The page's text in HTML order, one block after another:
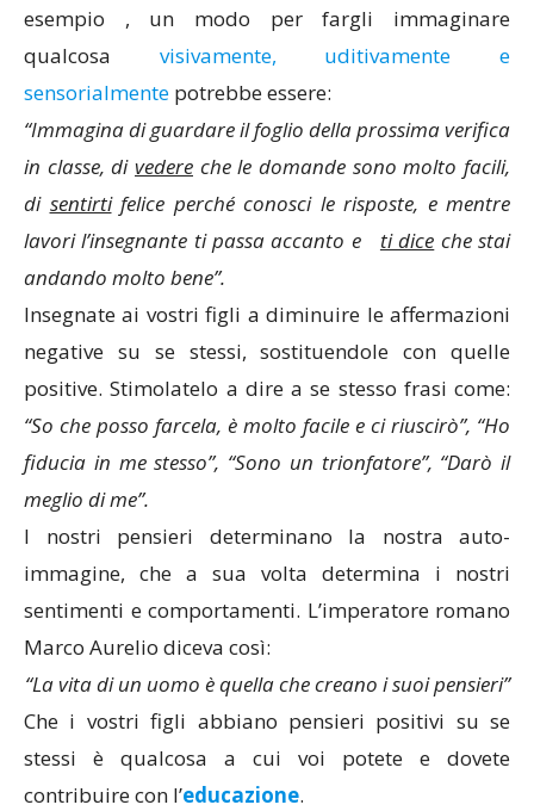
esempio , un modo per fargli immaginare
qualcosa visivamente, uditivamente e
sensorialmente potrebbe essere:
“Immagina di guardare il foglio della prossima verifica
in classe, di vedere che le domande sono molto facili,
di sentirtifelice perché conosci le risposte, e mentre
lavori l’insegnante ti passa accanto e ti dice che stai
andando molto bene”.
Insegnate ai vostri figli a diminuire le affermazioni
negative su se stessi, sostituendole con quelle
positive. Stimolatelo a dire a se stesso frasi come:
“So che posso farcela, è molto facile e ci riuscirò”, “Ho
fiducia in me stesso”, “Sono un trionfatore”, “Darò il
meglio di me”.
I nostri pensieri determinano la nostra auto-
immagine, che a sua volta determina i nostri
sentimenti e comportamenti. L’imperatore romano
Marco Aurelio diceva così:
“La vita di un uomo è quella che creano i suoi pensieri”
Che i vostri figli abbiano pensieri positivi su se
stessi è qualcosa a cui voi potete e dovete
contribuire con l’educazione.